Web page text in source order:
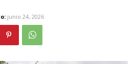
junio 24, 2026